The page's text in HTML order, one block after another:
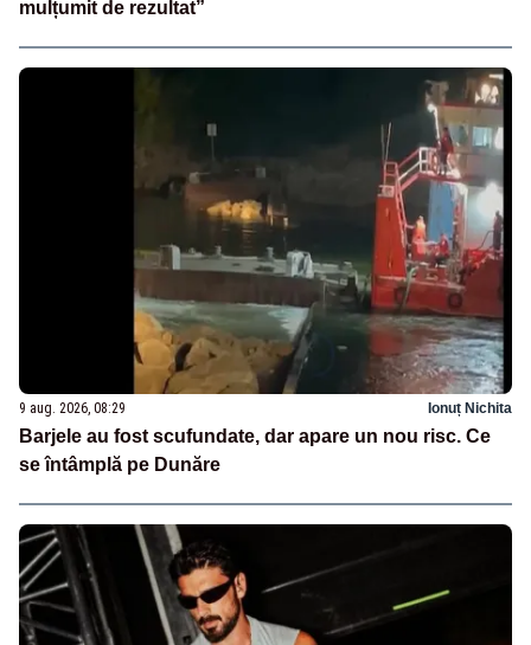
mulțumit de rezultat”
9 aug. 2026, 08:29 Ionuț Nichita
Barjele au fost scufundate, dar apare un nou risc. Ce
se întâmplă pe Dunăre